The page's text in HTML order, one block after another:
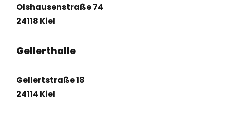
Olshausenstraße 74
24118 Kiel
Gellerthalle
Gellertstraße 18
24114 Kiel